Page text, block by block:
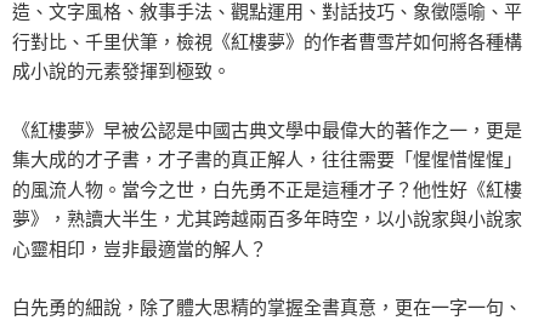
造、文字風格、敘事手法、觀點運用、對話技巧、象徵隱喻、平
行對比、千里伏筆，檢視《紅樓夢》的作者曹雪芹如何將各種構
成小說的元素發揮到極致。
《紅樓夢》早被公認是中國古典文學中最偉大的著作之一，更是
集大成的才子書，才子書的真正解人，往往需要「惺惺惜惺惺」
的風流人物。當今之世，白先勇不正是這種才子？他性好《紅樓
夢》，熟讀大半生，尤其跨越兩百多年時空，以小說家與小說家
心靈相印，豈非最適當的解人？
白先勇的細說，除了體大思精的掌握全書真意，更在一字一句、